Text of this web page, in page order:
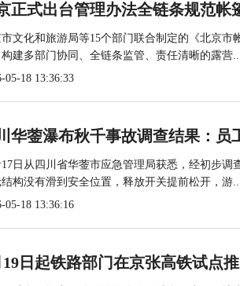
正式出台管理办法全链条规范帐
文化和旅游局等15个部门联合制定的《北京
构建多部门协同、全链条监管、责任清晰的露营
05-18 13:36:33
华蓥瀑布秋千事故调查结果：员
日从四川省华蓥市应急管理局获悉，经初步
构没有滑到安全位置，释放开关提前松开，游
05-18 13:36:16
19日起铁路部门在京张高铁试点